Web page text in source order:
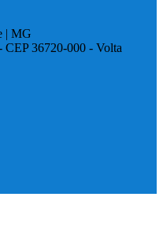
| MG
CEP 36720-000 - Volta